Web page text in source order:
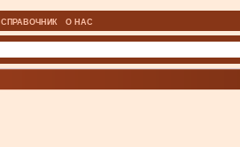
СПРАВОЧНИК О НАС